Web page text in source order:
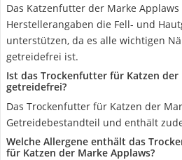
Das Katzenfutter der Marke
Herstellerangaben die Fell- und
unterstützen, da es alle wichtigen
getreidefrei ist.
Ist das Trockenfutter für Katzen der
getreidefrei?
Das Trockenfutter für Katzen der
Getreidebestandteil und enthält
Welche Allergene enthält das
für Katzen der Marke Applaws?